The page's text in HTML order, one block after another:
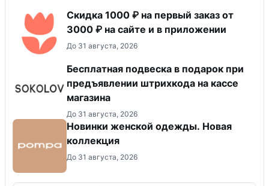
Скидка 1000 ₽ на первый заказ от
3000 ₽ на сайте и в приложении
До 31 августа, 2026
Бесплатная подвеска в подарок при
предъявлении штрихкода на кассе
магазина
До 31 августа, 2026
Новинки женской одежды. Новая
коллекция
До 31 августа, 2026